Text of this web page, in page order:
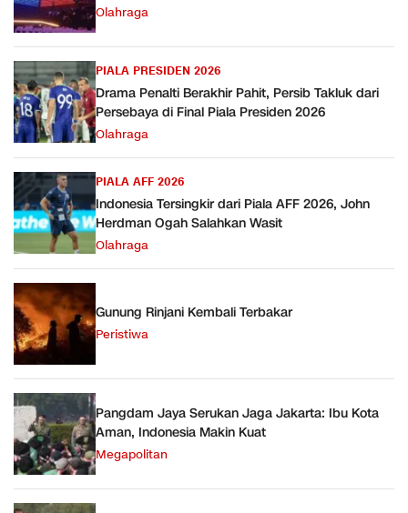
Olahraga
PIALA PRESIDEN 2026
Drama Penalti Berakhir Pahit, Persib Takluk dari
Persebaya di Final Piala Presiden 2026
Olahraga
PIALA AFF 2026
Indonesia Tersingkir dari Piala AFF 2026, John
Herdman Ogah Salahkan Wasit
Olahraga
Gunung Rinjani Kembali Terbakar
Peristiwa
Pangdam Jaya Serukan Jaga Jakarta: Ibu Kota
Aman, Indonesia Makin Kuat
Megapolitan